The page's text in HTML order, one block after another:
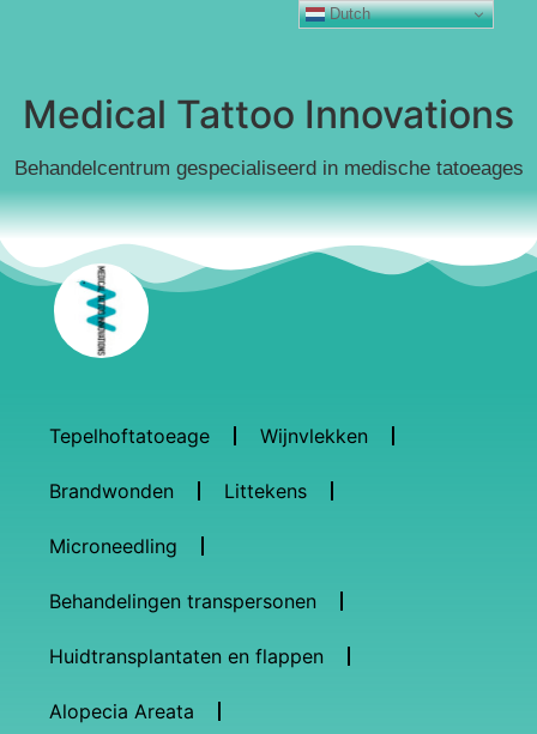
Medical Tattoo Innovations
Behandelcentrum gespecialiseerd in medische tatoeages
Tepelhoftatoeage Wijnvlekken
Brandwonden Littekens
Microneedling
Behandelingen transpersonen
Huidtransplantaten en flappen
Alopecia Areata
Dutch